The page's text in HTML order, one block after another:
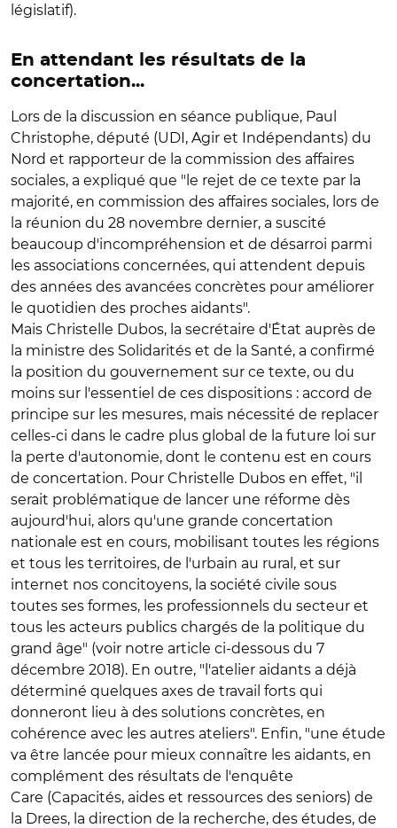
législatif).
En attendant les résultats de la
concertation...
Lors de la discussion en séance publique, Paul
Christophe, député (UDI, Agir et Indépendants) du
Nord et rapporteur de la commission des affaires
sociales, a expliqué que "le rejet de ce texte par la
majorité, en commission des affaires sociales, lors de
la réunion du 28 novembre dernier, a suscité
beaucoup d'incompréhension et de désarroi parmi
les associations concernées, qui attendent depuis
des années des avancées concrètes pour améliorer
le quotidien des proches aidants".
Mais Christelle Dubos, la secrétaire d'État auprès de
la ministre des Solidarités et de la Santé, a confirmé
la position du gouvernement sur ce texte, ou du
moins sur l'essentiel de ces dispositions : accord de
principe sur les mesures, mais nécessité de replacer
celles-ci dans le cadre plus global de la future loi sur
la perte d'autonomie, dont le contenu est en cours
de concertation. Pour Christelle Dubos en effet, "il
serait problématique de lancer une réforme dès
aujourd'hui, alors qu'une grande concertation
nationale est en cours, mobilisant toutes les régions
et tous les territoires, de l'urbain au rural, et sur
internet nos concitoyens, la société civile sous
toutes ses formes, les professionnels du secteur et
tous les acteurs publics chargés de la politique du
grand âge" (voir notre article ci-dessous du 7
décembre 2018). En outre, "l'atelier aidants a déjà
déterminé quelques axes de travail forts qui
donneront lieu à des solutions concrètes, en
cohérence avec les autres ateliers". Enfin, "une étude
va être lancée pour mieux connaître les aidants, en
complément des résultats de l'enquête
Care (Capacités, aides et ressources des seniors) de
la Drees, la direction de la recherche, des études, de